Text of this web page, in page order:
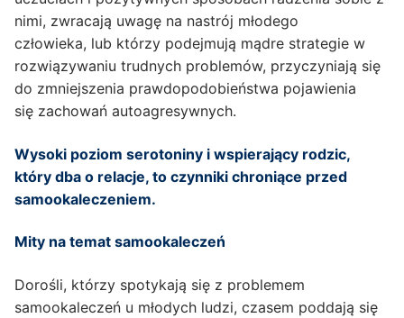
nimi, zwracają uwagę na nastrój młodego
człowieka, lub którzy podejmują mądre strategie w
rozwiązywaniu trudnych problemów, przyczyniają się
do zmniejszenia prawdopodobieństwa pojawienia
się zachowań autoagresywnych.
Wysoki poziom serotoniny i wspierający rodzic,
który dba o relacje, to czynniki chroniące przed
samookaleczeniem.
Mity na temat samookaleczeń
Dorośli, którzy spotykają się z problemem
samookaleczeń u młodych ludzi, czasem poddają się